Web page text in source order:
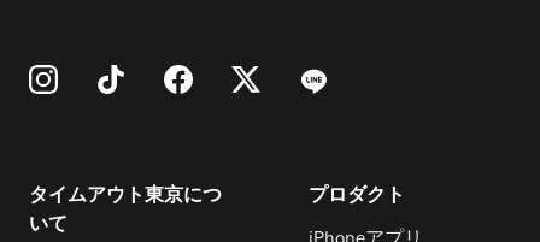
タイムアウト東京につ
いて
プロダクト